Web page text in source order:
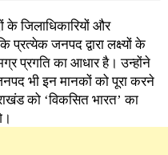
के जिलाधिकारियों और
प्रत्येक जनपद द्वारा लक्ष्यों के
प्रगति का आधार है। उन्होंने
भी इन मानकों को पूरा करने
को ‘विकसित भारत’ का